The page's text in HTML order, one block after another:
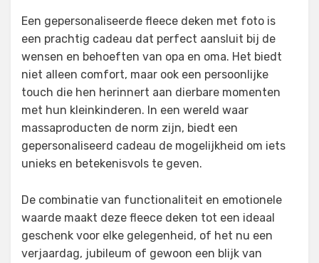
Een gepersonaliseerde fleece deken met foto is
een prachtig cadeau dat perfect aansluit bij de
wensen en behoeften van opa en oma. Het biedt
niet alleen comfort, maar ook een persoonlijke
touch die hen herinnert aan dierbare momenten
met hun kleinkinderen. In een wereld waar
massaproducten de norm zijn, biedt een
gepersonaliseerd cadeau de mogelijkheid om iets
unieks en betekenisvols te geven.
De combinatie van functionaliteit en emotionele
waarde maakt deze fleece deken tot een ideaal
geschenk voor elke gelegenheid, of het nu een
verjaardag, jubileum of gewoon een blijk van